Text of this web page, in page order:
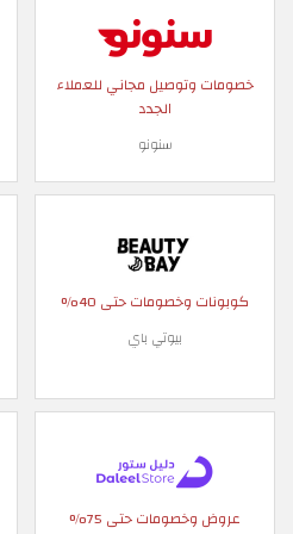
خصومات وتوصيل مجاني للعملاء
الجدد
سنونو
كوبونات وخصومات حتى 40%
بيوتي باي
عروض وخصومات حتى 75%